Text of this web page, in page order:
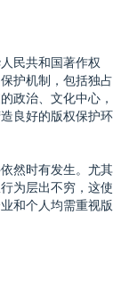
民共和国著作权
护机制，包括独占
政治、文化中心，
良好的版权保护环
然时有发生。尤其
为层出不穷，这使
和个人均需重视版